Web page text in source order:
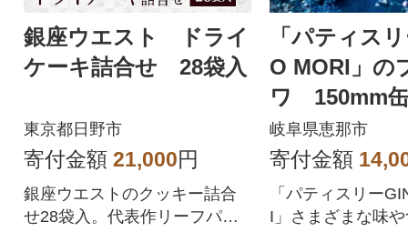
銀座ウエスト ドライ
ケーキ詰合せ 28袋入
東京都日野市
寄付金額 21,000円
銀座ウエストのクッキー詰合
せ28袋入。代表作リーフパイ
「パティス
O MORI」の
ワ 150mm
岐阜県恵那市
寄付金額
「パティスリー
I」さまざまな味